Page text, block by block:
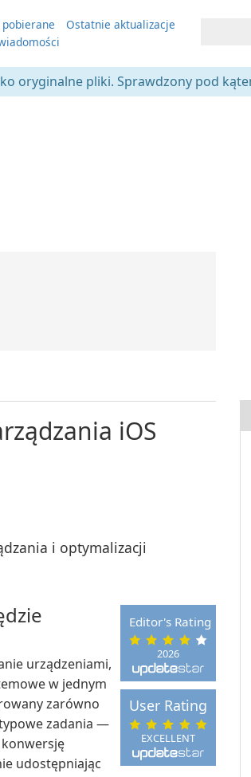
Ostatnie aktualizacje
oryginalne pliki. Sprawdzony pod
iOS
i optymalizacji
2026
Editor's Rating
EXCELLENT
User Rating
urządzeniami,
w jednym
zarówno
zadania —
udostępniając